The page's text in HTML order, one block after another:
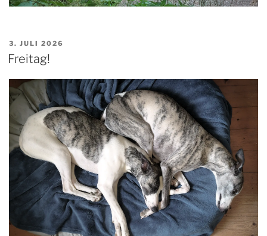
VERÖFFENTLICHT
AM
3. JULI 2026
Freitag!